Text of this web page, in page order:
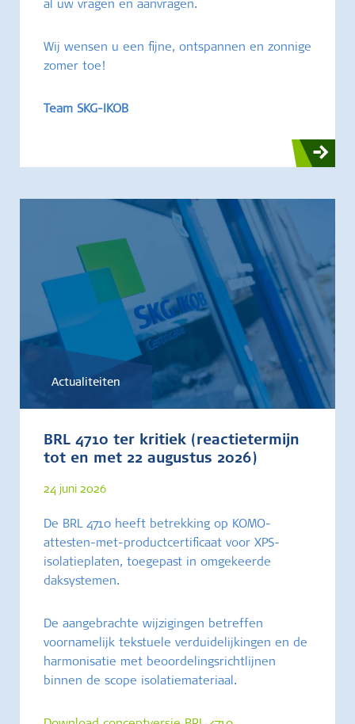
al uw vragen en aanvragen.
Wij wensen u een fijne, ontspannen en zonnige
zomer toe!
Team SKG-IKOB
Actualiteiten
BRL 4710 ter kritiek (reactietermijn
tot en met 22 augustus 2026)
24 juni 2026
De BRL 4710 heeft betrekking op KOMO-
attesten-met-productcertificaat voor XPS-
isolatieplaten, toegepast in omgekeerde
daksystemen.
De aangebrachte wijzigingen betreffen
voornamelijk tekstuele verduidelijkingen en de
harmonisatie met beoordelingsrichtlijnen
binnen de scope isolatiemateriaal.